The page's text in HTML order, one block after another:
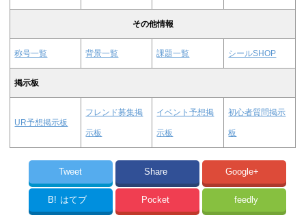
その他情報
称号一覧 背景一覧 課題一覧 シールSHOP
掲示板
UR予想掲示板
フレンド募集掲
示板
イベント予想掲
示板
初心者質問掲示
板
Tweet Share Google+
B! はてブ Pocket feedly